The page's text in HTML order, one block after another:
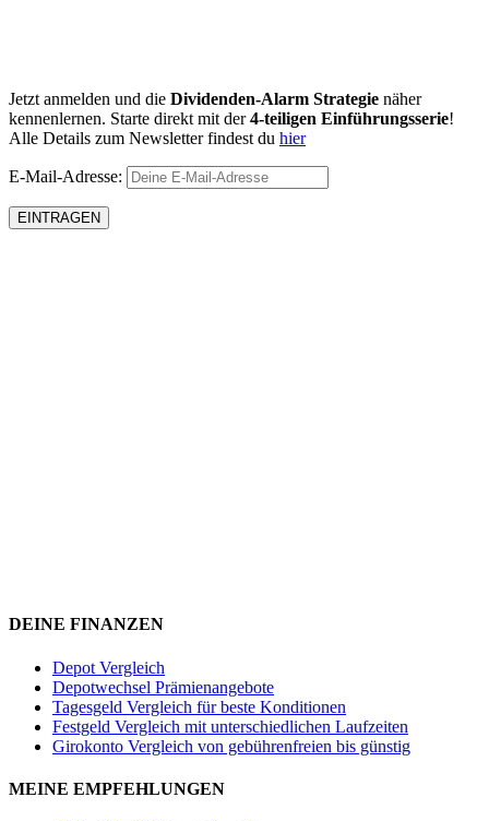
Jetzt anmelden und die Dividenden-Alarm Strategie näher
kennenlernen. Starte direkt mit der4-teiligen Einführungsserie!
Alle Details zum Newsletter findest du hier
E-Mail-Adresse:
DEINE FINANZEN
Depot Vergleich
Depotwechsel Prämienangebote
Tagesgeld Vergleich für beste Konditionen
Festgeld Vergleich mit unterschiedlichen Laufzeiten
Girokonto Vergleich von gebührenfreien bis günstig
MEINE EMPFEHLUNGEN